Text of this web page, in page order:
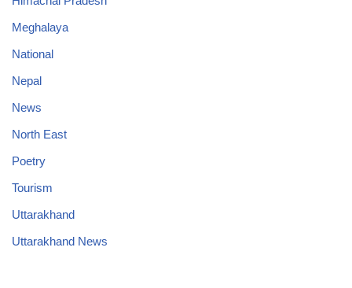
Meghalaya
National
Nepal
News
North East
Poetry
Tourism
Uttarakhand
Uttarakhand News